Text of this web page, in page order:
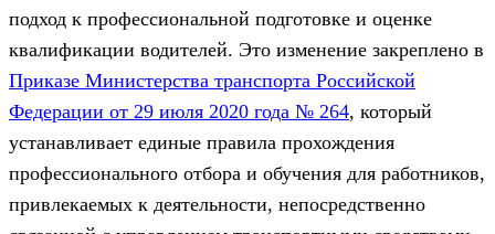
подход к профессиональной подготовке и оценке
квалификации водителей. Это изменение закреплено в
Приказе Министерства транспорта Российской
Федерации от 29 июля 2020 года № 264, который
устанавливает единые правила прохождения
профессионального отбора и обучения для работников,
привлекаемых к деятельности, непосредственно